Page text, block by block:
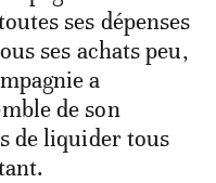
ses dépenses
ses achats peu,
a
de son
de liquider tous